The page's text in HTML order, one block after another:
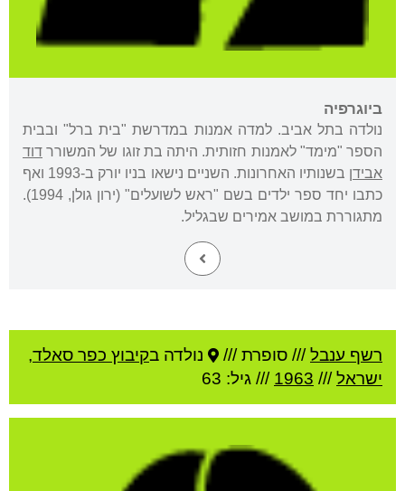
ביוגרפיה
נולדה בתל אביב. למדה אמנות במדרשת "בית ברל" ובבית
הספר "מימד" לאמנות חזותית. היתה בת זוגו של המשורר דוד
אבידן
בשנותיו האחרונות. השניים נישאו בניו יורק ב-1993 ואף
כתבו יחד ספר ילדים בשם "ראש לשועלים" (ירון גולן, 1994).
מתגוררת במושב אמירים שבגליל.
רשף ענבל/// סופרת /// נולדה בקיבוץ כפר סאלד,
ישראל///
1963 /// גיל: 63